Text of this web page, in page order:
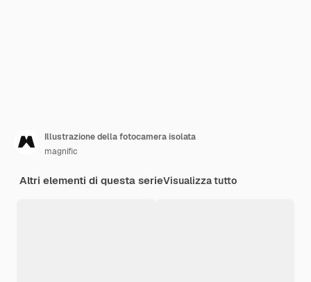
Illustrazione della fotocamera isolata
magnific
Altri elementi di questa serieVisualizza tutto